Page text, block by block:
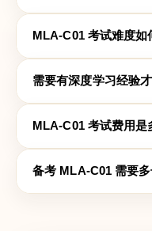
MLA-C01 考试难度如
需要有深度学习经验
MLA-C01 考试费用是
备考 MLA-C01 需要多